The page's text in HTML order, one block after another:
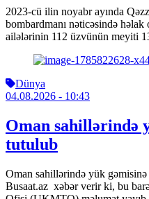
2023-cü ilin noyabr ayında
bombardmanı nəticəsində
ailələrinin 112 üzvünün meyiti
Dünya
04.08.2026 - 10:43
Oman sahillərində
tutulub
Oman sahillərində yük
Busaat.az xəbər verir ki, bu